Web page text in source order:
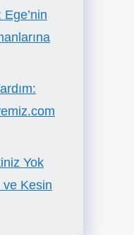
Yok
ve Kesin